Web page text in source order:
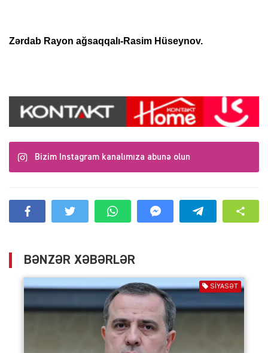
Zərdab Rayon ağsaqqalı-Rasim Hüseynov.
Bizim Instagram kanalımıza abunə olun
BƏNZƏR XƏBƏRLƏR
SIYASƏT